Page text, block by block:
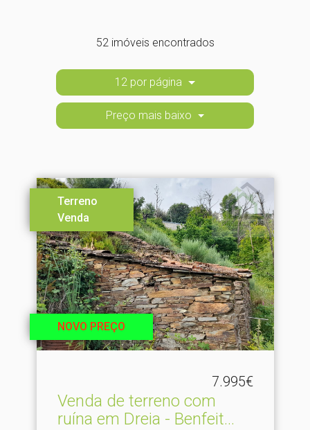
52 imóveis encontrados
12 por página
Preço mais baixo
Terreno
Venda
NOVO PREÇO
7.995€
Venda de terreno com
ruína em Dreia - Benfeit.​..